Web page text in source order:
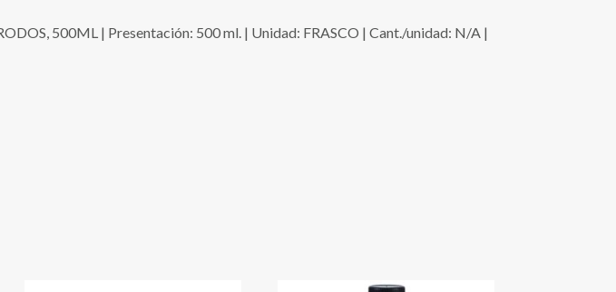
500ML | Presentación: 500 ml. | Unidad: FRASCO | Cant./unidad: N/A |